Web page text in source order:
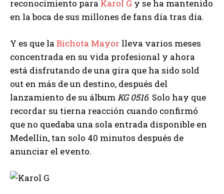
reconocimiento para Karol G y se ha mantenido
en la boca de sus millones de fans día tras día.
Y es que la Bichota Mayor lleva varios meses
concentrada en su vida profesional y ahora
está disfrutando de una gira que ha sido sold
out en más de un destino, después del
lanzamiento de su álbum KG 0516. Solo hay que
recordar su tierna reacción cuando confirmó
que no quedaba una sola entrada disponible en
Medellín, tan solo 40 minutos después de
anunciar el evento.